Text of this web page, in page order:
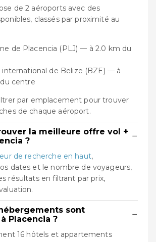
de 2 aéroports avec des
classés par proximité au
de Placencia (PLJ) — à 2.0 km du
de Belize (BZE) — à
du centre
par emplacement pour trouver
de chaque aéroport.
la meilleure offre vol +
?
−
de recherche en haut,
dates et le nombre de voyageurs,
résultats en filtrant par prix,
sont
Placencia ?
−
16 hôtels et appartements